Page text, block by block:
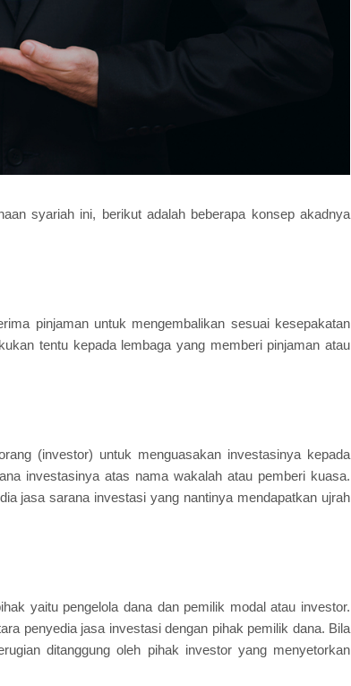
syariah ini, berikut adalah beberapa konsep akadnya
pinjaman untuk mengembalikan sesuai kesepakatan
tentu kepada lembaga yang memberi pinjaman atau
(investor) untuk menguasakan investasinya kepada
investasinya atas nama wakalah atau pemberi kuasa.
jasa sarana investasi yang nantinya mendapatkan ujrah
yaitu pengelola dana dan pemilik modal atau investor.
penyedia jasa investasi dengan pihak pemilik dana. Bila
ditanggung oleh pihak investor yang menyetorkan